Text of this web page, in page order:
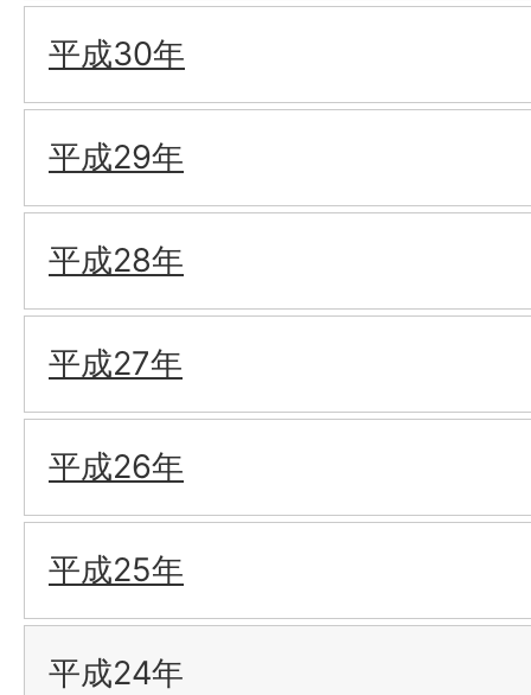
平成30年
平成29年
平成28年
平成27年
平成26年
平成25年
平成24年